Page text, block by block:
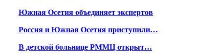
Южная Осетия объединяет экспертов
Россия и Южная Осетия приступили…
В детской больнице РММЦ открыт…